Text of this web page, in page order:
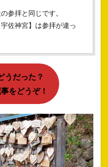
参拝と同じです。
佐神宮】は参拝が違っ
うだった？
をどうぞ！